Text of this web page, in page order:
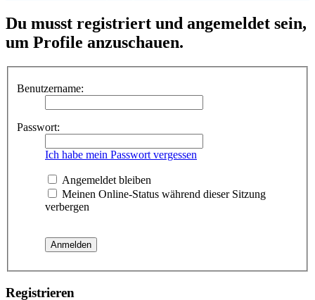
Du musst registriert und angemeldet sein,
um Profile anzuschauen.
Benutzername:
Passwort:
Ich habe mein Passwort vergessen
Angemeldet bleiben
Meinen Online-Status während dieser Sitzung
verbergen
Registrieren